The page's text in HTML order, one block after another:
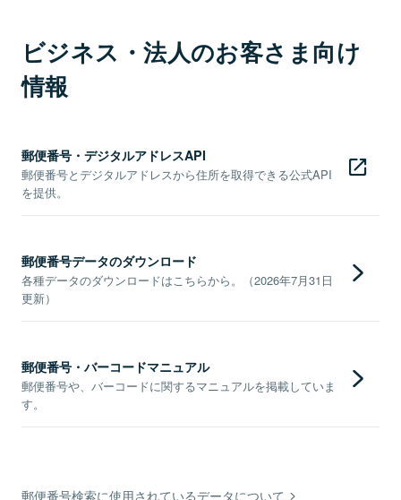
ビジネス・法人のお客さま向け
情報
郵便番号・デジタルアドレスAPI
郵便番号とデジタルアドレスから住所を取得できる公式API
を提供。
郵便番号データのダウンロード
各種データのダウンロードはこちらから。（2026年7月31日
更新）
郵便番号・バーコードマニュアル
郵便番号や、バーコードに関するマニュアルを掲載していま
す。
郵便番号検索に使用されているデータについて